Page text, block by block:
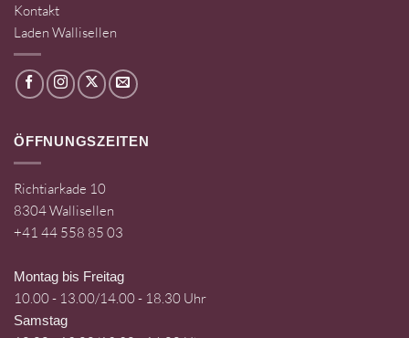
Kontakt
Laden Wallisellen
ÖFFNUNGSZEITEN
Richtiarkade 10
8304 Wallisellen
+41 44 558 85 03
Montag bis Freitag
10.00 - 13.00/14.00 - 18.30 Uhr
Samstag